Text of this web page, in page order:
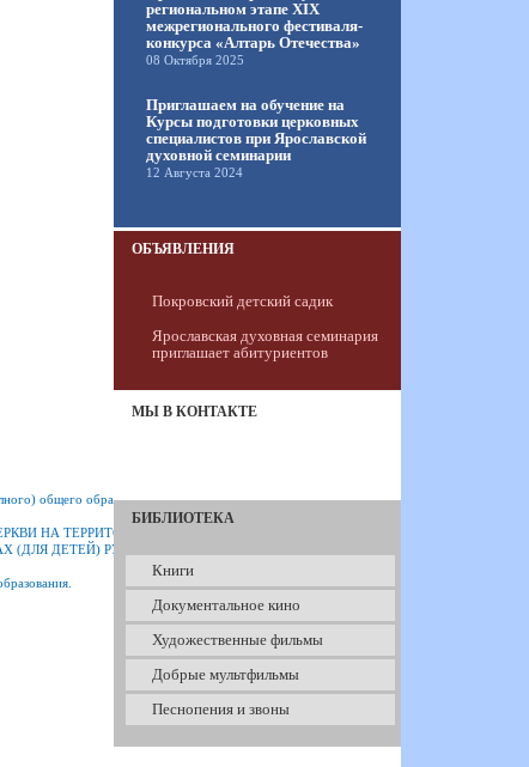
общего образования для учебных заведений РФ
НА ТЕРРИТОРИИ РОССИЙСКОЙ ФЕДЕРАЦИИ
ДЕТЕЙ) РУССКОЙ ПРАВОСЛАВНОЙ ЦЕРКВИ НА ТЕРРИТОРИИ
региональном этапе XIX
межрегионального фестиваля-
конкурса «Алтарь Отечества»
08 Октября 2025
Приглашаем на обучение на
Курсы подготовки церковных
специалистов при Ярославской
духовной семинарии
12 Августа 2024
ОБЪЯВЛЕНИЯ
Покровский детский садик
Ярославская духовная семинария
приглашает абитуриентов
МЫ В КОНТАКТЕ
БИБЛИОТЕКА
Книги
Документальное кино
Художественные фильмы
Добрые мультфильмы
Песнопения и звоны